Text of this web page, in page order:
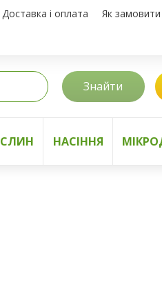
Доставка і оплата Як замовити
Знайти
НАСІННЯ